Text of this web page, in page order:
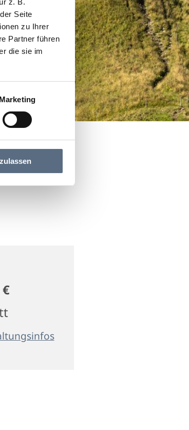
Seite
zu Ihrer
Partner führen
die sie im
Marketing